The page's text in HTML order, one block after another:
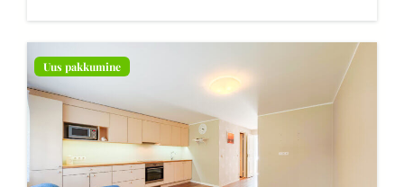
Uus pakkumine